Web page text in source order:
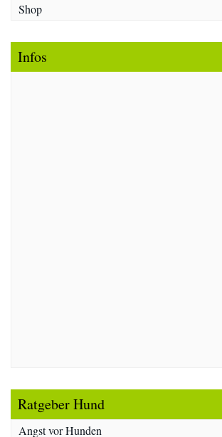
Shop
Infos
Ratgeber Hund
Angst vor Hunden